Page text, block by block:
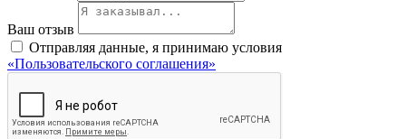
Ваш отзыв
Отправляя данные, я принимаю условия
«Пользовательского соглашения»